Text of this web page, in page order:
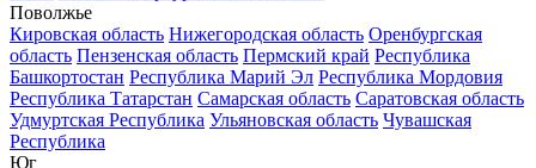
Поволжье
Кировская область Нижегородская область Оренбургская
область Пензенская область Пермский край Республика
Башкортостан Республика Марий Эл Республика Мордовия
Республика Татарстан Самарская область Саратовская область
Удмуртская Республика Ульяновская область Чувашская
Республика
Юг